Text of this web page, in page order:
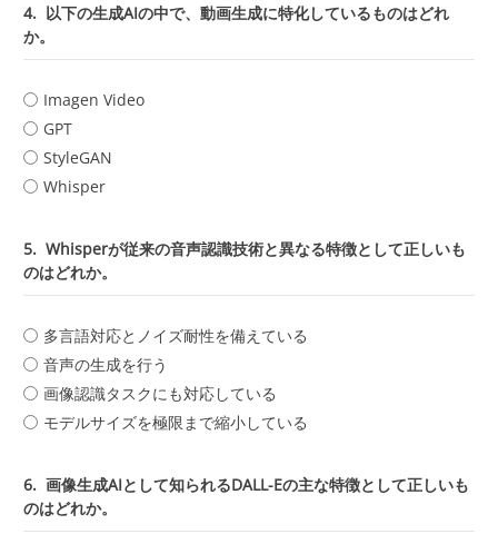
4. 以下の生成AIの中で、動画生成に特化しているものはどれ
か。
Imagen Video
GPT
StyleGAN
Whisper
5. Whisperが従来の音声認識技術と異なる特徴として正しいも
のはどれか。
多言語対応とノイズ耐性を備えている
音声の生成を行う
画像認識タスクにも対応している
モデルサイズを極限まで縮小している
6. 画像生成AIとして知られるDALL-Eの主な特徴として正しいも
のはどれか。